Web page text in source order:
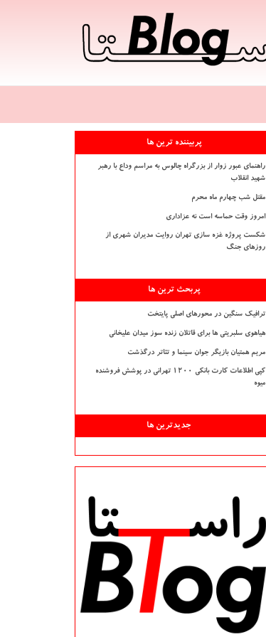
پربیننده ترین ها
راهنمای عبور زوار از بزرگراه چالوس به مراسم وداع با رهبر
شهید انقلاب
مقتل شب چهارم ماه محرم
امروز وقت حماسه است نه عزاداری
شکست پروژه غزه سازی تهران روایت مدیران شهری از
روزهای جنگ
پربحث ترین ها
ترافیک سنگین در محورهای اصلی پایتخت
هیاهوی سلبریتی ها برای قاتلان زنده سوز میدان علیخانی
مریم همتیان بازیگر جوان سینما و تئاتر درگذشت
کپی اطلاعات کارت بانکی ۱۲۰۰ تهرانی در پوشش فروشنده
میوه
جدیدترین ها